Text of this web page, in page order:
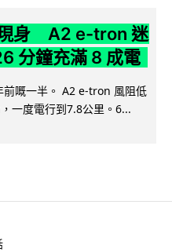
身 A2 e-tron 迷
分鐘充滿 8 成電
嘅一半。 A2 e-tron 風阻低
一度電行到7.8公里。6...